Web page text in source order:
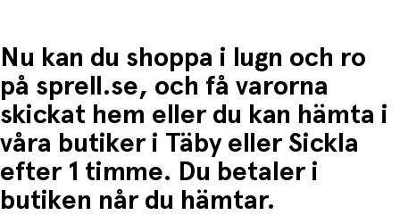
Nu kan du shoppa i lugn och ro
på sprell.se, och få varorna
skickat hem eller du kan hämta i
våra butiker i Täby eller Sickla
efter 1 timme. Du betaler i
butiken når du hämtar.